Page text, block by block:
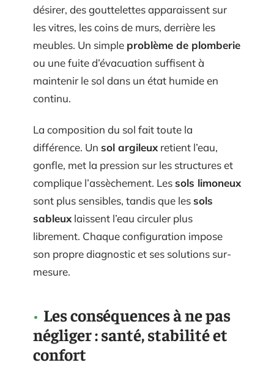
désirer, des gouttelettes apparaissent sur
les vitres, les coins de murs, derrière les
meubles. Un simple problème de plomberie
ou une fuite d’évacuation suffisent à
maintenir le sol dans un état humide en
continu.
La composition du sol fait toute la
différence. Un sol argileux retient l’eau,
gonfle, met la pression sur les structures et
complique l’assèchement. Lessols limoneux
sont plus sensibles, tandis que lessols
sableux laissent l’eau circuler plus
librement. Chaque configuration impose
son propre diagnostic et ses solutions sur-
mesure.
Les conséquences à ne pas
négliger : santé, stabilité et
confort